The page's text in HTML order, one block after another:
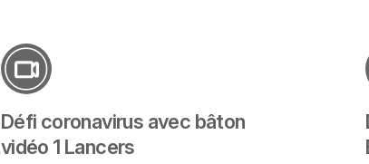
Défi coronavirus avec bâton
vidéo 1 Lancers